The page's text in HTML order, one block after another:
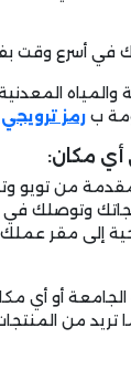
والمياه
ب رمز
مكان:
من تويو
وتوصلك في
إلى مقر
أو أي
من المنتجات